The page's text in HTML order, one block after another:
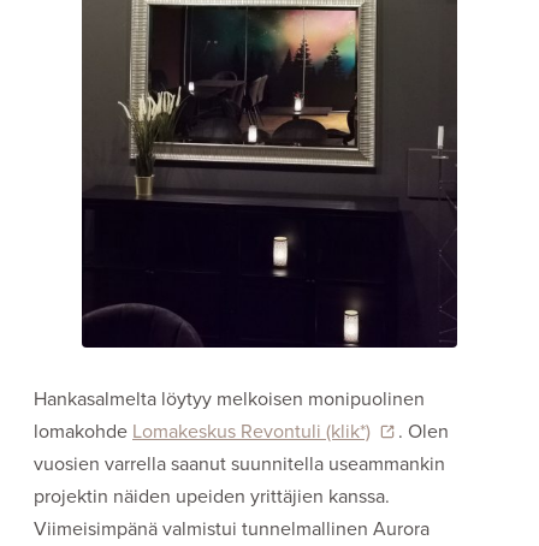
Hankasalmelta löytyy melkoisen monipuolinen
lomakohde Lomakeskus Revontuli (klik*)
. Olen
vuosien varrella saanut suunnitella useammankin
projektin näiden upeiden yrittäjien kanssa.
Viimeisimpänä valmistui tunnelmallinen Aurora